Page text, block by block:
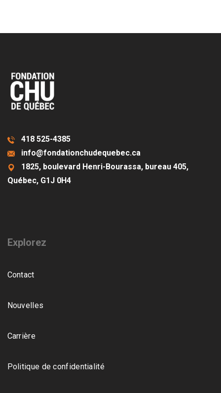
418 525-4385
info@fondationchudequebec.ca
1825, boulevard Henri-Bourassa, bureau 405,
Québec, G1J 0H4
Explorez
Contact
Nouvelles
Carrière
Politique de confidentialité